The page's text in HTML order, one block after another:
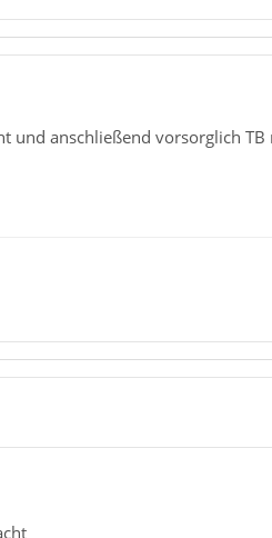
und anschließend vorsorglich